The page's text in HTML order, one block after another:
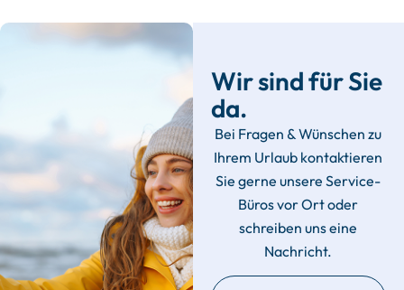
Wir sind für Sie
da.
Bei Fragen & Wünschen zu
Ihrem Urlaub kontaktieren
Sie gerne unsere Service-
Büros vor Ort oder
schreiben uns eine
Nachricht.